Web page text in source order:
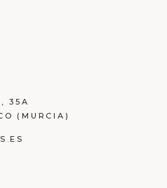
35A
(MURCIA)